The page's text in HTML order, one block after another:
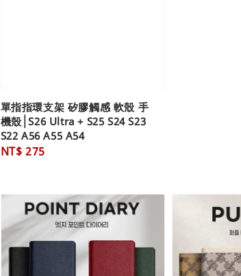
單指指環支架 矽膠觸感 軟殼 手
機殼│S26 Ultra + S25 S24 S23
S22 A56 A55 A54
Regular
NT$ 275